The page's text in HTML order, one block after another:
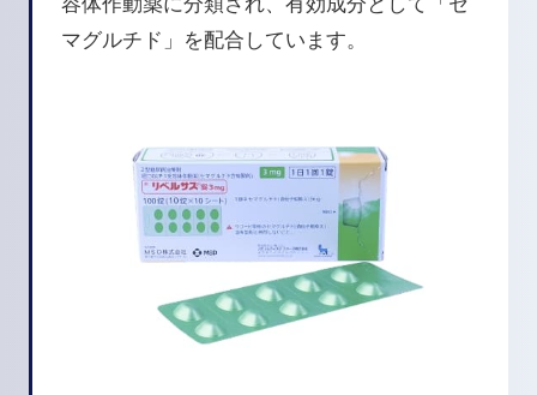
マグルチド」を配合しています。